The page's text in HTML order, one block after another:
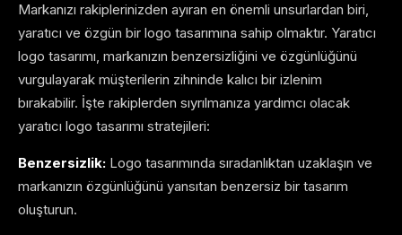
Markanızı rakiplerinizden ayıran en önemli unsurlardan biri,
yaratıcı ve özgün bir logo tasarımına sahip olmaktır. Yaratıcı
logo tasarımı, markanızın benzersizliğini ve özgünlüğünü
vurgulayarak müşterilerin zihninde kalıcı bir izlenim
bırakabilir. İşte rakiplerden sıyrılmanıza yardımcı olacak
yaratıcı logo tasarımı stratejileri:
Benzersizlik: Logo tasarımında sıradanlıktan uzaklaşın ve
markanızın özgünlüğünü yansıtan benzersiz bir tasarım
oluşturun.